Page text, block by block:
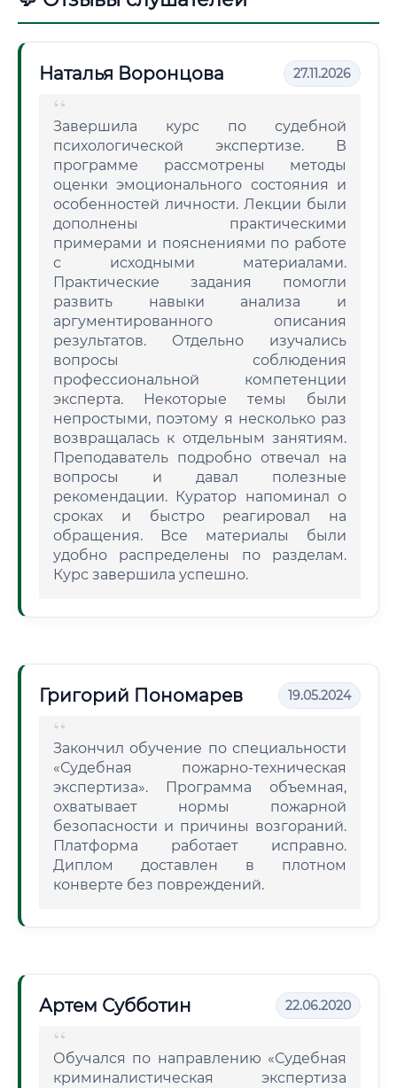
Наталья Воронцова 27.11.2026
Завершила курс по судебной
психологической экспертизе. В
программе рассмотрены методы
оценки эмоционального состояния и
особенностей личности. Лекции были
дополнены практическими
примерами и пояснениями по работе
с исходными материалами.
Практические задания помогли
развить навыки анализа и
аргументированного описания
результатов. Отдельно изучались
вопросы соблюдения
профессиональной компетенции
эксперта. Некоторые темы были
непростыми, поэтому я несколько раз
возвращалась к отдельным занятиям.
Преподаватель подробно отвечал на
вопросы и давал полезные
рекомендации. Куратор напоминал о
сроках и быстро реагировал на
обращения. Все материалы были
удобно распределены по разделам.
Курс завершила успешно.
Григорий Пономарев 19.05.2024
Закончил обучение по специальности
«Судебная пожарно-техническая
экспертиза». Программа объемная,
охватывает нормы пожарной
безопасности и причины возгораний.
Платформа работает исправно.
Диплом доставлен в плотном
конверте без повреждений.
Артем Субботин 22.06.2020
Обучался по направлению «Судебная
криминалистическая экспертиза